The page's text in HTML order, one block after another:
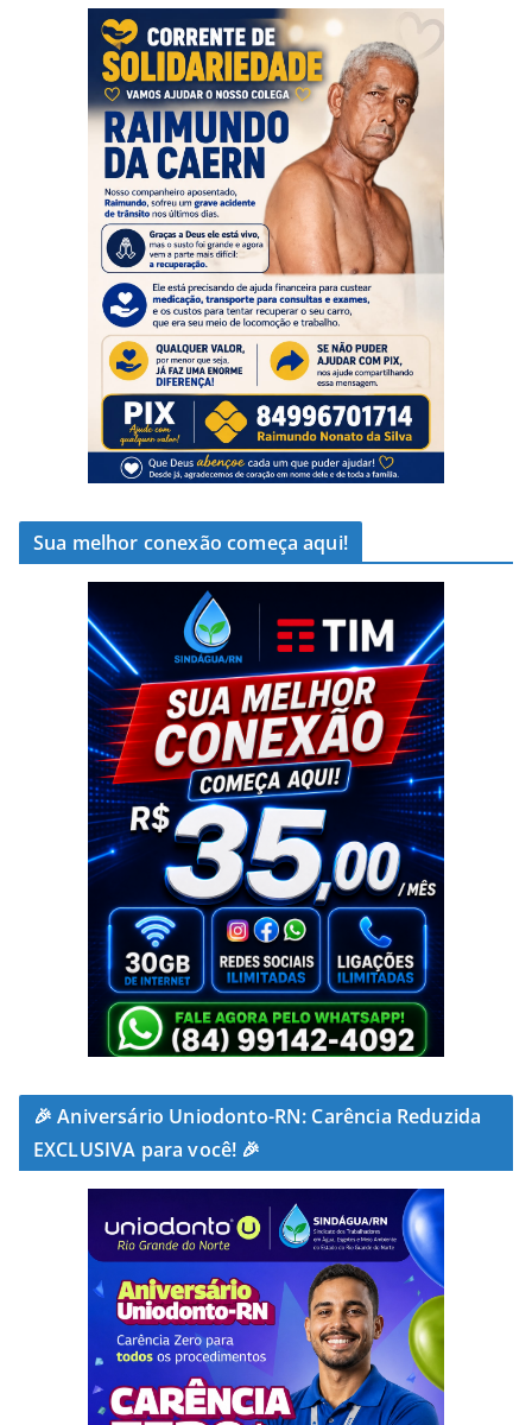
Sua melhor conexão começa aqui!
🎉 Aniversário Uniodonto-RN: Carência Reduzida
EXCLUSIVA para você! 🎉